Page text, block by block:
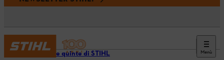
Menù
Dietro le quinte di STIHL